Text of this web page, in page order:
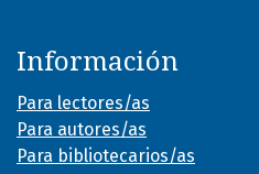
Información
Para lectores/as
Para autores/as
Para bibliotecarios/as